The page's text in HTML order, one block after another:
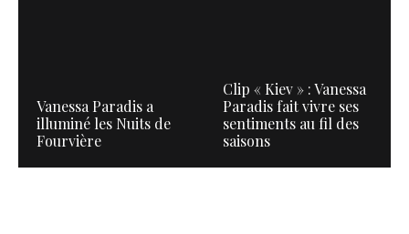
Vanessa Paradis a
illuminé les Nuits de
Fourvière
Clip « Kiev » : Vanessa
Paradis fait vivre ses
sentiments au fil des
saisons